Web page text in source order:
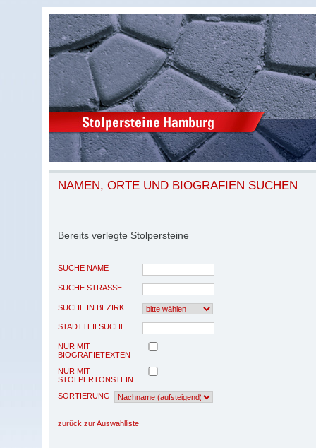
NAMEN, ORTE UND BIOGRAFIEN SUCHEN
Bereits verlegte Stolpersteine
SUCHE NAME
SUCHE STRASSE
SUCHE IN BEZIRK
STADTTEILSUCHE
NUR MIT
BIOGRAFIETEXTEN
NUR MIT
STOLPERTONSTEIN
SORTIERUNG
zurück zur Auswahlliste